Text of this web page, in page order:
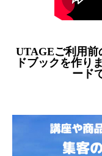
UTAGEご利用前
ドブックを作り
ード